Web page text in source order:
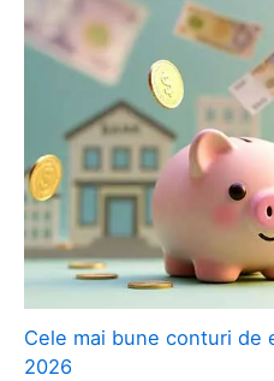
Cele mai bune conturi de
2026